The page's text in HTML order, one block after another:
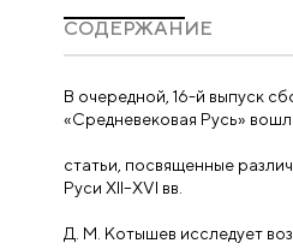
CОДЕРЖАНИЕ
В очередной, 16-й выпуск
«Средневековая Русь»
статьи, посвященные
Руси XII–XVI вв.
Д. М. Котышев исследует